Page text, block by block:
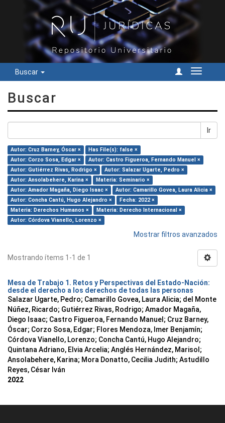
Buscar
Cambiar
Buscar
Ir
Autor: Cruz Barney, Óscar ×
Has File(s): false ×
Autor: Corzo Sosa, Edgar ×
Autor: Castro Figueroa, Fernando Manuel ×
Autor: Gutiérrez Rivas, Rodrigo ×
Autor: Salazar Ugarte, Pedro ×
Autor: Ansolabehere, Karina ×
Materia: Seminario ×
Autor: Amador Magaña, Diego Isaac ×
Autor: Camarillo Govea, Laura Alicia ×
Autor: Concha Cantú, Hugo Alejandro ×
Fecha: 2022 ×
Materia: Derechos Humanos ×
Materia: Derecho Internacional ×
Autor: Córdova Vianello, Lorenzo ×
Mostrar filtros avanzados
Mostrando ítems 1-1 de 1
Mesa de Trabajo 1. Retos y Perspectivas del Estado-Nación:
desde el derecho a los derechos de todas las personas
Salazar Ugarte, Pedro; Camarillo Govea, Laura Alicia; del Monte
Núñez, Ricardo; Gutiérrez Rivas, Rodrigo; Amador Magaña,
Diego Isaac; Castro Figueroa, Fernando Manuel ; Cruz Barney,
Óscar; Corzo Sosa, Edgar; Flores Mendoza, Imer Benjamín;
Córdova Vianello, Lorenzo; Concha Cantú, Hugo Alejandro;
Quintana Adriano, Elvia Arcelia; Anglés Hernández, Marisol ;
Ansolabehere, Karina; Mora Donatto, Cecilia Judith; Astudillo
Reyes, César Iván
2022